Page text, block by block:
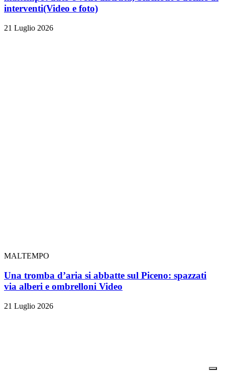
interventi(Video e foto)
21 Luglio 2026
MALTEMPO
Una tromba d’aria si abbatte sul Piceno: spazzati
via alberi e ombrelloni Video
21 Luglio 2026